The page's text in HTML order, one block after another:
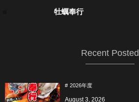
牡蠣奉行
Recent Posted
2026年度
August 3 2026